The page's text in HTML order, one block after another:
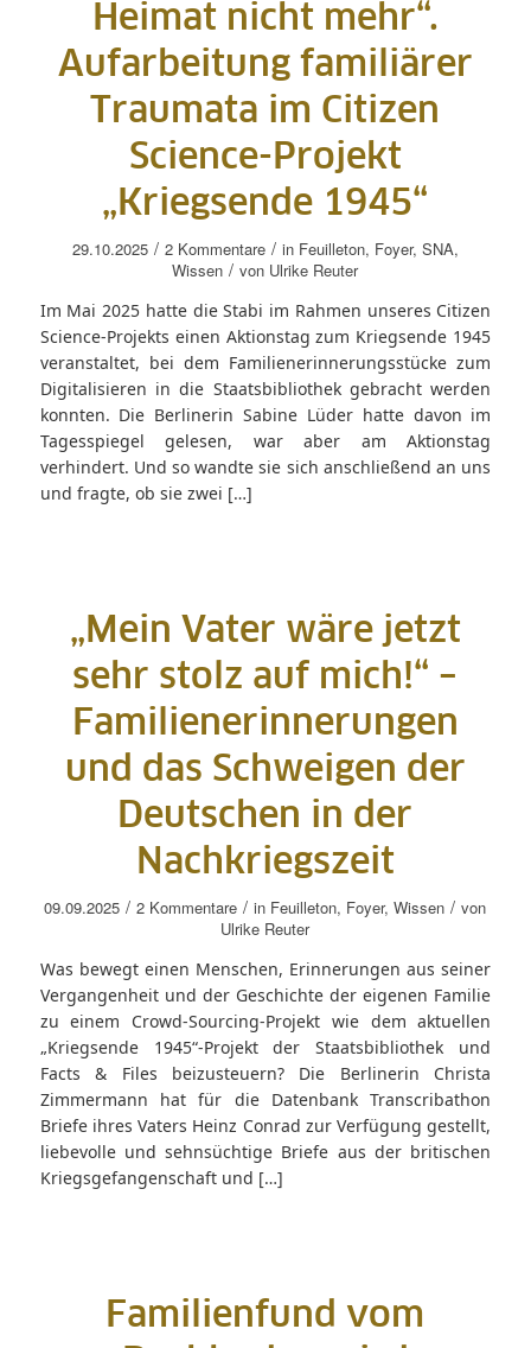
Heimat nicht mehr“.
Aufarbeitung familiärer
Traumata im Citizen
Science-Projekt
„Kriegsende 1945“
29.10.2025 / 2 Kommentare / in Feuilleton, Foyer, SNA,
Wissen / von Ulrike Reuter
Im Mai 2025 hatte die Stabi im Rahmen unseres Citizen
Science-Projekts einen Aktionstag zum Kriegsende 1945
veranstaltet, bei dem Familienerinnerungsstücke zum
Digitalisieren in die Staatsbibliothek gebracht werden
konnten. Die Berlinerin Sabine Lüder hatte davon im
Tagesspiegel gelesen, war aber am Aktionstag
verhindert. Und so wandte sie sich anschließend an uns
und fragte, ob sie zwei […]
„Mein Vater wäre jetzt
sehr stolz auf mich!“ –
Familienerinnerungen
und das Schweigen der
Deutschen in der
Nachkriegszeit
09.09.2025 / 2 Kommentare / in Feuilleton, Foyer,Wissen / von
Ulrike Reuter
Was bewegt einen Menschen, Erinnerungen aus seiner
Vergangenheit und der Geschichte der eigenen Familie
zu einem Crowd-Sourcing-Projekt wie dem aktuellen
„Kriegsende 1945“-Projekt der Staatsbibliothek und
Facts & Files beizusteuern? Die Berlinerin Christa
Zimmermann hat für die Datenbank Transcribathon
Briefe ihres Vaters Heinz Conrad zur Verfügung gestellt,
liebevolle und sehnsüchtige Briefe aus der britischen
Kriegsgefangenschaft und […]
Familienfund vom